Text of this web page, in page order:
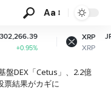
Aa
XRP
XRP
JPY-¥ 163.45
+1.51%
盤DEX「Cetus」、2.2億
票結果がカギに